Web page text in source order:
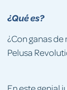
¿Qué es?
¿Con ganas de
Pelusa
En este genial